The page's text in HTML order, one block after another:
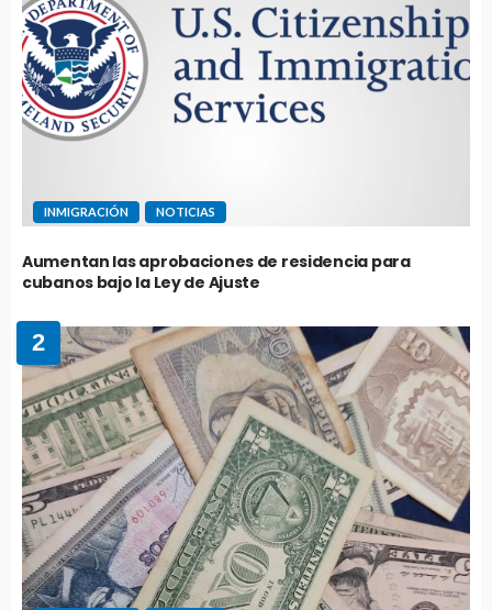
INMIGRACIÓN NOTICIAS
Aumentan las aprobaciones de residencia para
cubanos bajo la Ley de Ajuste
2